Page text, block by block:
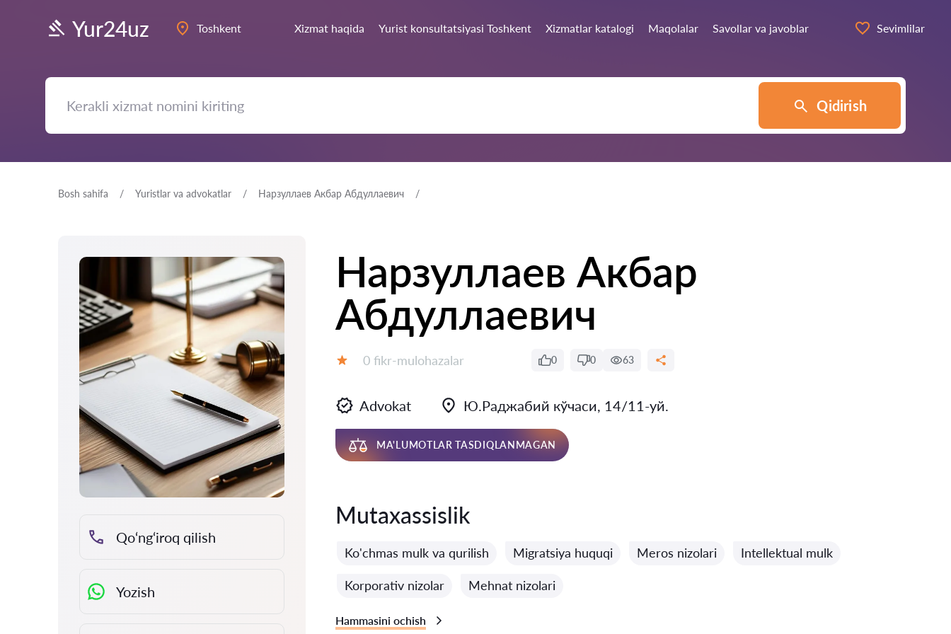
Yur24uz Toshkent Xizmat haqida Yurist konsultatsiyasi Toshkent Xizmatlar katalogi Maqolalar Savollar va javoblar Sevimlilar
Qidirish
Bosh sahifa Yuristlar va advokatlar Нарзуллаев Акбар Абдуллаевич
Qo‘ng‘iroq qilish
Yozish
Нарзуллаев Акбар
Абдуллаевич
Fikrlar:
0 fikr-mulohazalar 0 0 63
Advokat Ю.Раджабий кўчаси, 14/11-уй.
MA'LUMOTLAR TASDIQLANMAGAN
Mutaxassislik
Ko'chmas mulk va qurilish Migratsiya huquqi Meros nizolari Intellektual mulk
Korporativ nizolar Mehnat nizolari
Hammasini ochish